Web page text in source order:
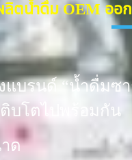
ลิตน้ำดื่ม OEM ออ
แบรนด์ “น้ำดื่มซ
บโตไปพร้อมกัน
ด